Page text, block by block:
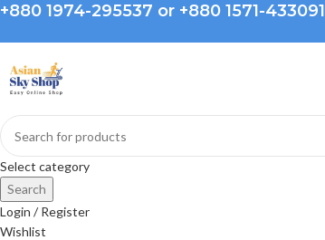
+880 1974-295537 or +880 1571-433091
Select category
Search
Login / Register
Wishlist